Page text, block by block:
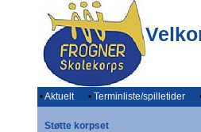
•Aktuelt • Terminliste/spilletider
Støtte korpset